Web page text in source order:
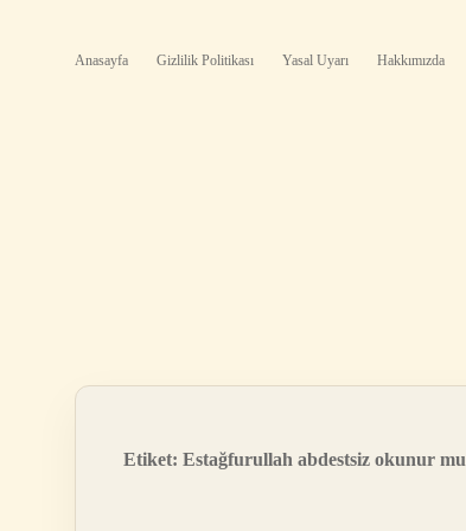
Anasayfa Gizlilik Politikası Yasal Uyarı Hakkımızda
Etiket: Estağfurullah abdestsiz okunur mu